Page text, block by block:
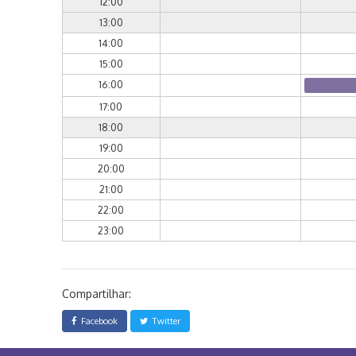
13:00
14:00
15:00
16:00
17:00
18:00
19:00
20:00
21:00
22:00
23:00
Compartilhar:
Facebook Twitter